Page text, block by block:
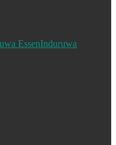
EssenInduruwa